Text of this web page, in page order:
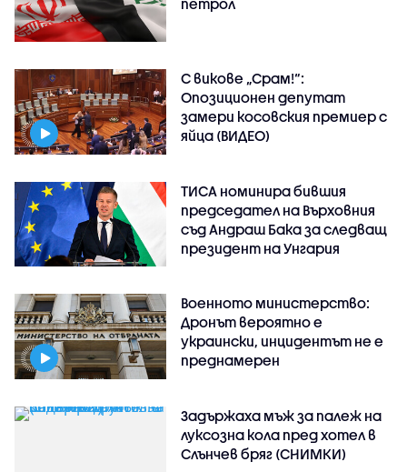
С викове „Срам!“:
Опозиционен депутат
замери косовския премиер с
яйца (ВИДЕО)
ТИСА номинира бившия
председател на Върховния
съд Андраш Бака за следващ
президент на Унгария
Военното министерство:
Дронът вероятно е
украински, инцидентът не е
преднамерен
Задържаха мъж за палеж на
луксозна кола пред хотел в
Слънчев бряг (СНИМКИ)